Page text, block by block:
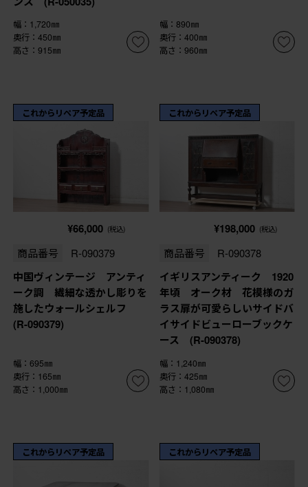
幅：1,720㎜
奥行：450㎜
高さ：915㎜
幅：890㎜
奥行：400㎜
高さ：960㎜
これからリペア予定品
¥66,000 (税込)
商品番号 R-090379
中国ヴィンテージ アンティ
ーク調 繊細な透かし彫りを
施したウォールシェルフ
(R-090379)
幅：695㎜
奥行：165㎜
高さ：1,000㎜
これからリペア予定品
¥198,000 (税込)
商品番号 R-090378
イギリスアンティーク 1920
年頃 オーク材 花模様のガ
ラス扉が可愛らしいサイドバ
イサイドビューローブックケ
ース (R-090378)
幅：1,240㎜
奥行：425㎜
高さ：1,080㎜
これからリペア予定品 これからリペア予定品